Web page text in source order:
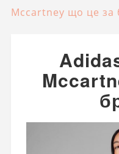
Mccartney що це за